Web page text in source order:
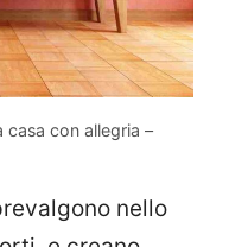
casa con allegria –
nello